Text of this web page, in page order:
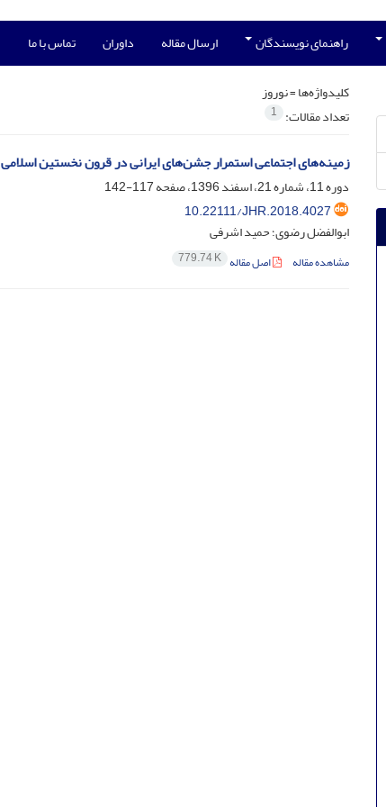
راهنمای نویسندگان ارسال مقاله داوران تماس با ما
کلیدواژه‌ها =نوروز
تعداد مقالات: 1
زمینه‌های اجتماعی استمرار جشن‌های ایرانی در قرون نخستین اسلامی
دوره 11، شماره 21، اسفند 1396، صفحه
117-142
10.22111/JHR.2018.4027
ابوالفضل رضوی؛ حمید اشرفی
مشاهده مقاله اصل مقاله 779.74 K